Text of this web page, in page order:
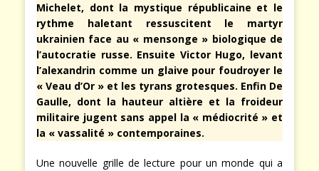
Michelet, dont la mystique républicaine et le
rythme haletant ressuscitent le martyr
ukrainien face au « mensonge » biologique de
l’autocratie russe. Ensuite Victor Hugo, levant
l’alexandrin comme un glaive pour foudroyer le
« Veau d’Or » et les tyrans grotesques. Enfin De
Gaulle, dont la hauteur altière et la froideur
militaire jugent sans appel la « médiocrité » et
la « vassalité » contemporaines.
Une nouvelle grille de lecture pour un monde qui a